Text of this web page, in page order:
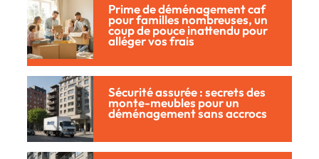
Prime de déménagement caf
pour familles nombreuses, un
coup de pouce inattendu pour
alléger vos frais
Sécurité assurée : secrets des
monte-meubles pour un
déménagement sans accrocs